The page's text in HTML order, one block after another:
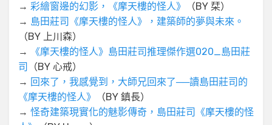
→ 彩繪窗邊的幻影，《摩天樓的怪人》
（BY 栞）
→ 島田莊司《摩天樓的怪人》，建築師的夢與未來。
（BY 上川森）
→
《摩天樓的怪人》島田莊司推理傑作選020_島田莊
司
（BY 心戒）
→ 回來了，我感覺到，大師兄回來了──讀島田莊司的
《摩天樓的怪人》
（BY 鎮長）
→ 怪奇建築現實化的魅影傳奇，島田莊司《摩天樓的怪